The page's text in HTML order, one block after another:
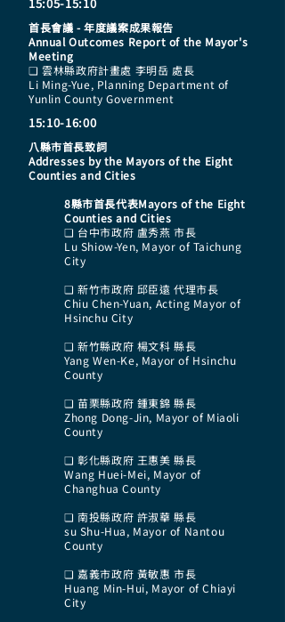
首長會議 - 年度議案成果報告
Annual Outcomes Report of the Mayor's
Meeting
❏ 雲林縣政府計畫處 李明岳 處長
Li Ming-Yue, Planning Department of
Yunlin County Government
15:10-16:00
八縣市首長致詞
Addresses by the Mayors of the Eight
Counties and Cities
8縣市首長代表Mayors of the Eight
Counties and Cities
❏ 台中市政府 盧秀燕 市長
Lu Shiow-Yen, Mayor of Taichung
City
❏ 新竹市政府 邱臣遠 代理市長
Chiu Chen-Yuan, Acting Mayor of
Hsinchu City
❏ 新竹縣政府 楊文科 縣長
Yang Wen-Ke, Mayor of Hsinchu
County
❏ 苗栗縣政府 鍾東錦 縣長
Zhong Dong-Jin, Mayor of Miaoli
County
❏ 彰化縣政府 王惠美 縣長
Wang Huei-Mei, Mayor of
Changhua County
❏ 南投縣政府 許淑華 縣長
su Shu-Hua, Mayor of Nantou
County
❏ 嘉義市政府 黃敏惠 市長
Huang Min-Hui, Mayor of Chiayi
City